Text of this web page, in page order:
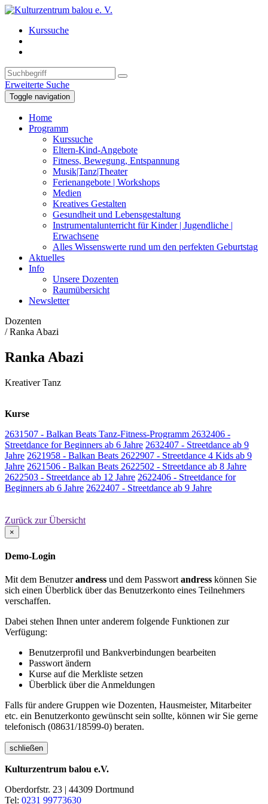
Kurssuche
Erweiterte Suche
Toggle navigation
Home
Programm
Kurssuche
Eltern-Kind-Angebote
Fitness, Bewegung, Entspannung
Musik|Tanz|Theater
Ferienangebote | Workshops
Medien
Kreatives Gestalten
Gesundheit und Lebensgestaltung
Instrumentalunterricht für Kinder | Jugendliche |
Erwachsene
Alles Wissenswerte rund um den perfekten Geburtstag
Aktuelles
Info
Unsere Dozenten
Raumübersicht
Newsletter
Dozenten
/Ranka Abazi
Ranka Abazi
Kreativer Tanz
Kurse
2631507 - Balkan Beats Tanz-Fitness-Programm 2632406 -
Streetdance for Beginners ab 6 Jahre 2632407 - Streetdance ab 9
Jahre 2621958 - Balkan Beats 2622907 - Streetdance 4 Kids ab 9
Jahre 2621506 - Balkan Beats 2622502 - Streetdance ab 8 Jahre
2622503 - Streetdance ab 12 Jahre 2622406 - Streetdance for
Beginners ab 6 Jahre 2622407 - Streetdance ab 9 Jahre
Zurück zur Übersicht
×
Demo-Login
Mit dem Benutzerandress und dem Passwort andress können Sie
sich einen Überblick über das Benutzerkonto eines Teilnehmers
verschaffen.
Dabei stehen Ihnen unter anderem folgende Funktionen zur
Verfügung:
Benutzerprofil und Bankverbindungen bearbeiten
Passwort ändern
Kurse auf die Merkliste setzen
Überblick über die Anmeldungen
Falls für andere Gruppen wie Dozenten, Hausmeister, Mitarbeiter
etc. ein Benutzerkonto gewünscht sein sollte, können wir Sie gerne
telefonisch (08631/18599-0) beraten.
schließen
Kulturzentrum balou e.V.
Oberdorfstr. 23 | 44309 Dortmund
Tel: 0231 99773630